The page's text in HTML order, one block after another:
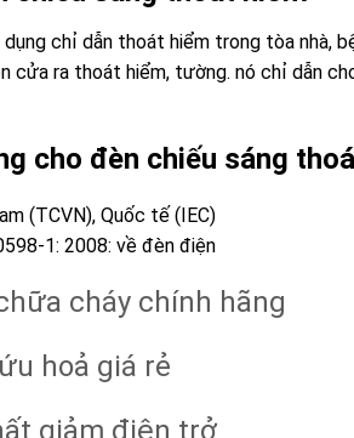
chỉ dẫn thoát hiểm trong tòa nhà,
cửa ra thoát hiểm, tường. nó chỉ dẫn
cho đèn chiếu sáng
(TCVN), Quốc tế (IEC)
1: 2008: về đèn điện
cháy chính hãng
hoả giá rẻ
giảm điện trở